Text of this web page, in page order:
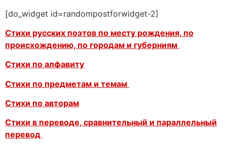
[do_widget id=randompostforwidget-2]
Стихи русских поэтов по месту рождения, по
происхождению, по городам и губерниям
Стихи по алфавиту
Стихи по предметам и темам
Стихи по авторам
Стихи в переводе, сравнительный и параллельный
перевод